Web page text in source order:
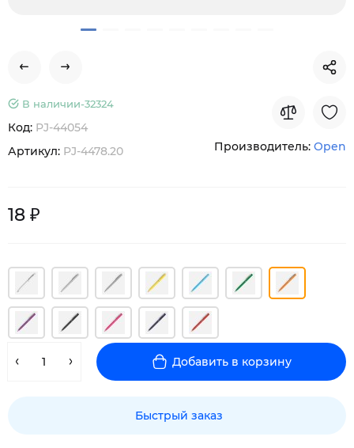
В наличии-32324
Код: PJ-44054
Артикул: PJ-4478.20 Производитель: Open
18 ₽
Добавить в корзину
Быстрый заказ